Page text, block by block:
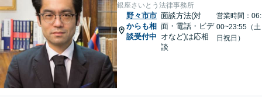
銀座さいとう法律事務所
野々市市
からも相
談受付中
面談方法(対
面・電話・ビデ
オなど)は応相
談
営業時間：06:
00~23:55（土
日祝日）